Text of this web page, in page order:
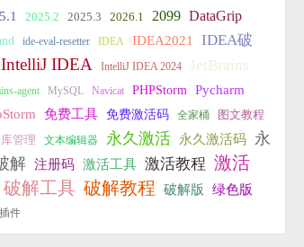
2025.2 2025.3 2026.1 2099 DataGrip
ide-eval-resetter IDEA IDEA2021
IDEA破
IntelliJ IDEA IntelliJ IDEA 2024 JetBrains
agent MySQL Navicat PHPStorm Pycharm
免费工具 免费激活码 全家桶 图文教程
管理 文本编辑器 永久激活 永久激活码
永
解 注册码 激活工具 激活教程 激活
破解工具 破解教程 破解版 绿色版
件